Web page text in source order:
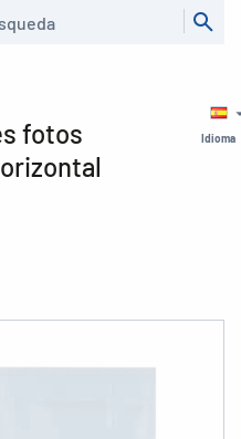
Idioma
fotos